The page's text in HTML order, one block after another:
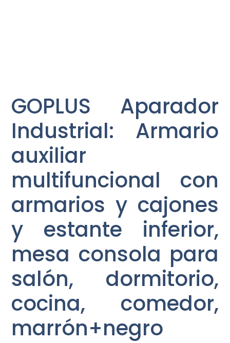
GOPLUS Aparador
Industrial: Armario
auxiliar
multifuncional con
armarios y cajones
y estante inferior,
mesa consola para
salón, dormitorio,
cocina, comedor,
marrón+negro